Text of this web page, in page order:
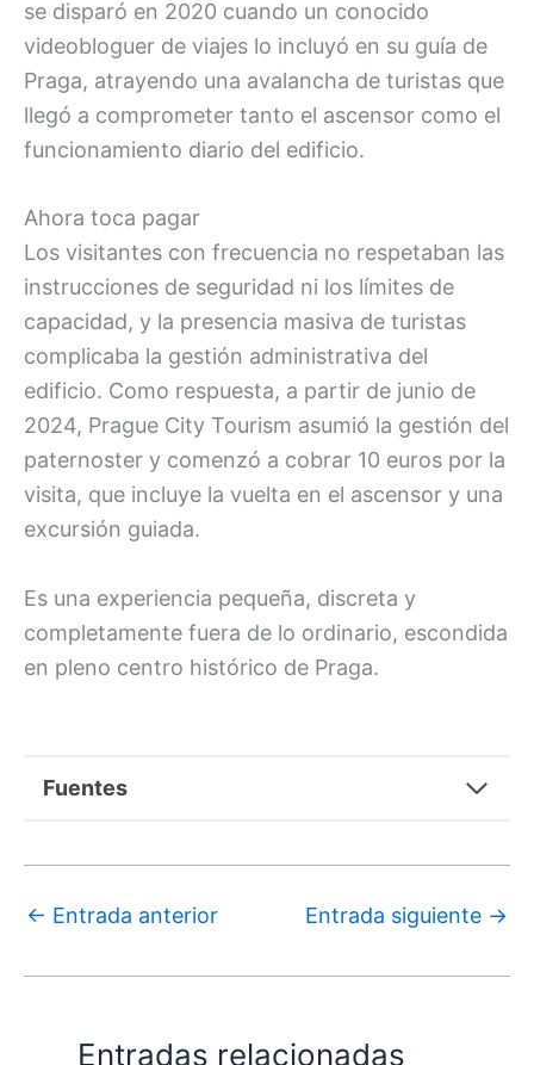
se disparó en 2020 cuando un conocido
videobloguer de viajes lo incluyó en su guía de
Praga, atrayendo una avalancha de turistas que
llegó a comprometer tanto el ascensor como el
funcionamiento diario del edificio.
Ahora toca pagar
Los visitantes con frecuencia no respetaban las
instrucciones de seguridad ni los límites de
capacidad, y la presencia masiva de turistas
complicaba la gestión administrativa del
edificio. Como respuesta, a partir de junio de
2024, Prague City Tourism asumió la gestión del
paternoster y comenzó a cobrar 10 euros por la
visita, que incluye la vuelta en el ascensor y una
excursión guiada.
Es una experiencia pequeña, discreta y
completamente fuera de lo ordinario, escondida
en pleno centro histórico de Praga.
Fuentes
← Entrada anterior Entrada siguiente →
Entradas relacionadas